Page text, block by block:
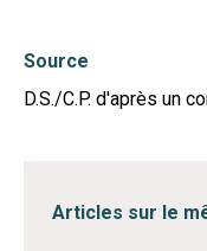
Source
D.S./C.P. d'après un
Articles sur le